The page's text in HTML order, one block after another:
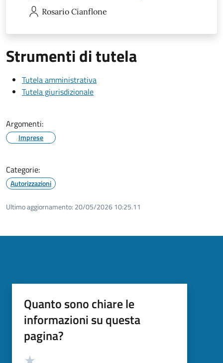
Rosario Cianflone
Strumenti di tutela
Tutela amministrativa
Tutela giurisdizionale
Argomenti:
Imprese
Categorie:
Autorizzazioni
Ultimo aggiornamento: 20/05/2026 10:25.11
Quanto sono chiare le
informazioni su questa
pagina?
Valutazione